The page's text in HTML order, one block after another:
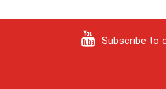
Subscribe to